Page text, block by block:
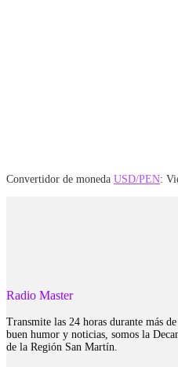
Convertidor de moneda USD/PEN:
Radio Master
Transmite las 24 horas durante más
buen humor y noticias, somos la
de la Región San Martín.